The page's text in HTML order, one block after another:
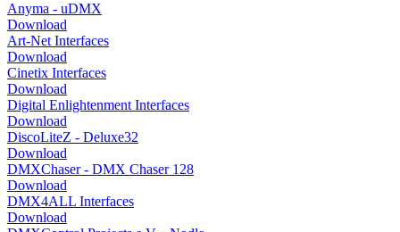
Anyma - uDMX
Download
Art-Net Interfaces
Download
Cinetix Interfaces
Download
Digital Enlightenment Interfaces
Download
DiscoLiteZ - Deluxe32
Download
DMXChaser - DMX Chaser 128
Download
DMX4ALL Interfaces
Download